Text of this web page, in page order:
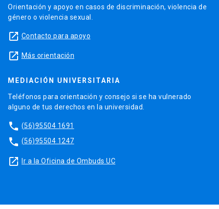
Orientación y apoyo en casos de discriminación, violencia de
género o violencia sexual.
launch Contacto para apoyo
launch Más orientación
MEDIACIÓN UNIVERSITARIA
Teléfonos para orientación y consejo si se ha vulnerado
alguno de tus derechos en la universidad.
phone (56)95504 1691
phone (56)95504 1247
launch Ir a la Oficina de Ombuds UC